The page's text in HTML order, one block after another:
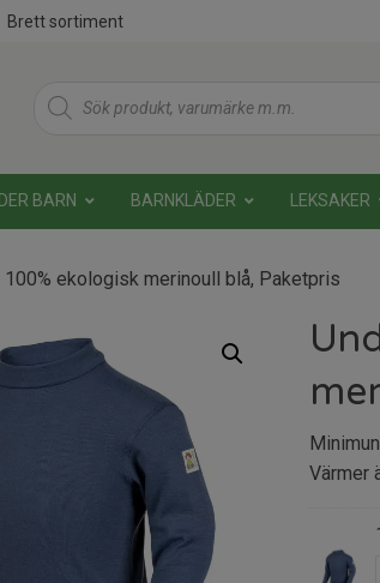
Brett sortiment
Products
search
BARN BARNKLÄDER LEKSAKER
ekologisk merinoull blå, Paketpris
Värmer